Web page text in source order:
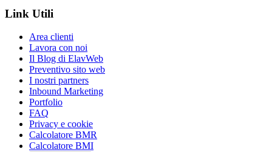
Link Utili
Area clienti
Lavora con noi
Il Blog di ElavWeb
Preventivo sito web
I nostri partners
Inbound Marketing
Portfolio
FAQ
Privacy e cookie
Calcolatore BMR
Calcolatore BMI